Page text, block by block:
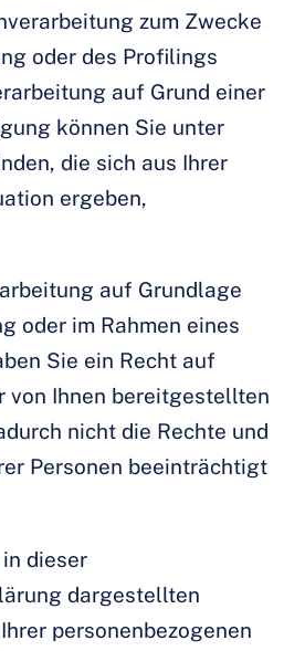
zum Zwecke
oder des Profilings
auf Grund einer
können Sie unter
die sich aus Ihrer
ergeben,
auf Grundlage
oder im Rahmen eines
Sie ein Recht auf
von Ihnen bereitgestellten
nicht die Rechte und
Personen beeinträchtigt
dieser
dargestellten
personenbezogenen